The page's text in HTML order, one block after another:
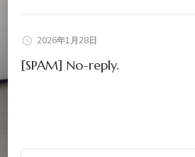
2026年1月28日
[SPAM] No-reply.